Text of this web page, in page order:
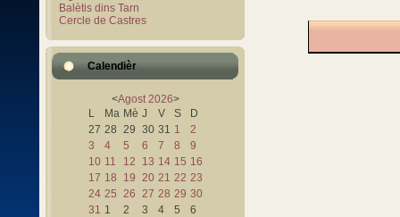
Balètis dins Tarn
Cercle de Castres
Calendièr
<Agost 2026>
L
Ma Mè J V S
D
27 28 29 30 31 1
2
3
4 5 6 7 8
9
10 11 12 13 14 15 16
17 18 19 20 21 22 23
24 25 26 27 28 29 30
31 1 2 3 4 5 6